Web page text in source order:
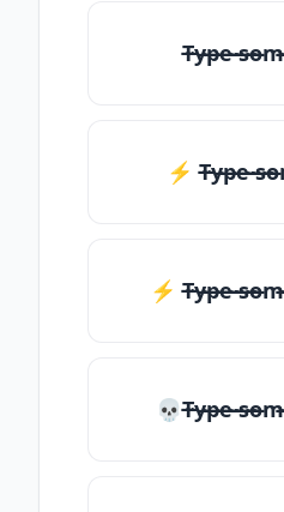
T̶̴y̶̴p̶̴e̶̴
⚡ T̶̴y̶̴p̶̴e̶̴
⚡️ T̶̴y̶̴p̶̴e̶̴
💀T̶̴y̶̴p̶̴e̶̴